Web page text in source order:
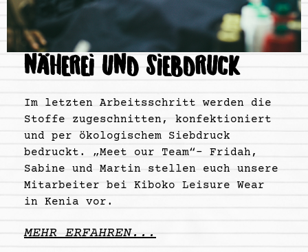
NÄHEREI UND SIEBDRUCK
Im letzten Arbeitsschritt werden die
Stoffe zugeschnitten, konfektioniert
und per ökologischem Siebdruck
bedruckt. „Meet our Team“- Fridah,
Sabine und Martin stellen euch unsere
Mitarbeiter bei Kiboko Leisure Wear
in Kenia vor.
MEHR ERFAHREN...